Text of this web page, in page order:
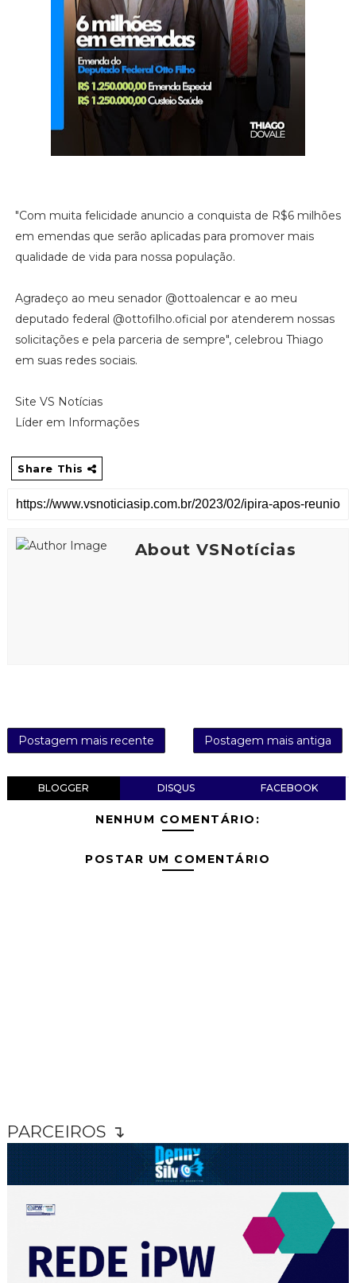
"Com muita felicidade anuncio a conquista de R$6 milhões
em emendas que serão aplicadas para promover mais
qualidade de vida para nossa população.
Agradeço ao meu senador @ottoalencar e ao meu
deputado federal @ottofilho.oficial por atenderem nossas
solicitações e pela parceria de sempre", celebrou Thiago
em suas redes sociais.
Site VS Notícias
Líder em Informações
Share This
About VSNotícias
Postagem mais recente Postagem mais antiga
BLOGGER DISQUS FACEBOOK
NENHUM COMENTÁRIO:
POSTAR UM COMENTÁRIO
PARCEIROS ↴